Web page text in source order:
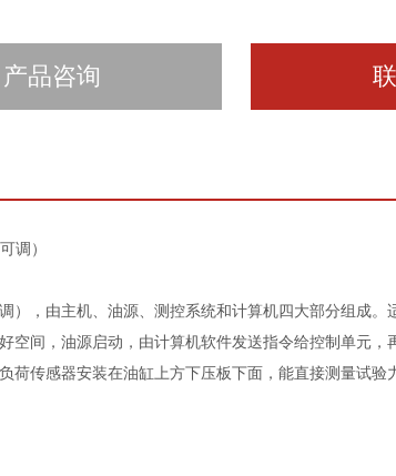
产品咨询
调）
，由主机、油源、测控系统和计算机四大部分组成。
空间，油源启动，由计算机软件发送指令给控制单元，
荷传感器安装在油缸上方下压板下面，能直接测量试验